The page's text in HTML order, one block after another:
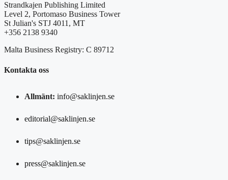
Strandkajen Publishing Limited
Level 2, Portomaso Business Tower
St Julian's STJ 4011, MT
+356 2138 9340
Malta Business Registry: C 89712
Kontakta oss
Allmänt: info@saklinjen.se
editorial@saklinjen.se
tips@saklinjen.se
press@saklinjen.se